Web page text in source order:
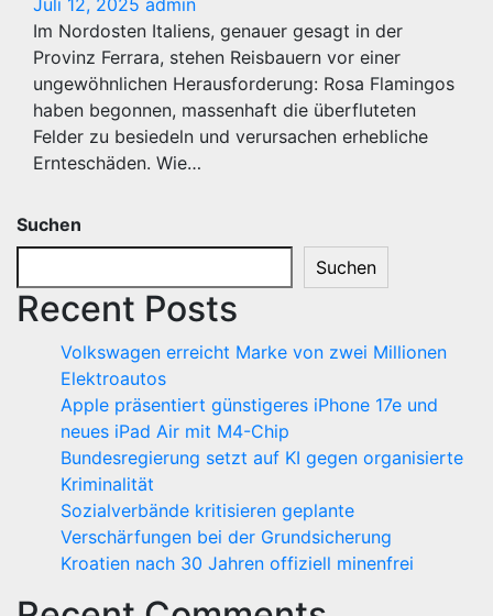
Juli 12, 2025 admin
Im Nordosten Italiens, genauer gesagt in der
Provinz Ferrara, stehen Reisbauern vor einer
ungewöhnlichen Herausforderung: Rosa Flamingos
haben begonnen, massenhaft die überfluteten
Felder zu besiedeln und verursachen erhebliche
Ernteschäden. Wie…
Suchen
Suchen
Recent Posts
Volkswagen erreicht Marke von zwei Millionen
Elektroautos
Apple präsentiert günstigeres iPhone 17e und
neues iPad Air mit M4-Chip
Bundesregierung setzt auf KI gegen organisierte
Kriminalität
Sozialverbände kritisieren geplante
Verschärfungen bei der Grundsicherung
Kroatien nach 30 Jahren offiziell minenfrei